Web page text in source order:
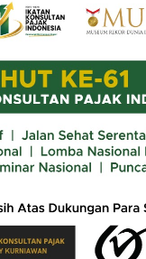
itu kan akan
ke
tahun depan
Koordinator
Ia memastikan
sesuai amanat
Peraturan
akan ada